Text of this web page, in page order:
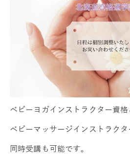
ベビーヨガインストラクター資格
ベビーマッサージインストラク
同時受講も可能です。